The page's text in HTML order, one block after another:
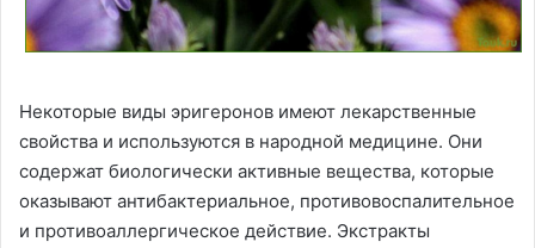
Некоторые виды эригеронов имеют лекарственные
свойства и используются в народной медицине. Они
содержат биологически активные вещества, которые
оказывают антибактериальное, противовоспалительное
и противоаллергическое действие. Экстракты